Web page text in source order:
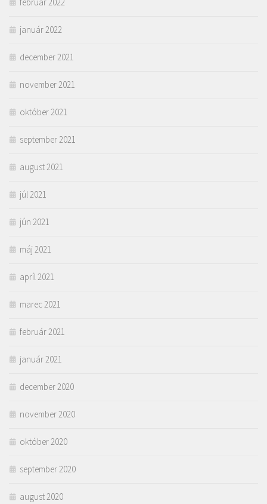
január 2022
december 2021
november 2021
október 2021
september 2021
august 2021
júl 2021
jún 2021
máj 2021
apríl 2021
marec 2021
február 2021
január 2021
december 2020
november 2020
október 2020
september 2020
august 2020